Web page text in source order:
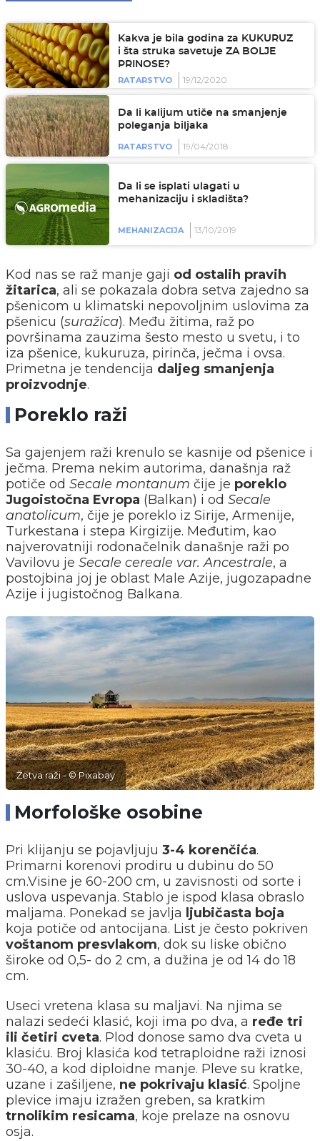
Kakva je bila godina za KUKURUZ
i šta struka savetuje ZA BOLJE
PRINOSE?
RATARSTVO
19/12/2020
Da li kalijum utiče na smanjenje
poleganja biljaka
RATARSTVO 19/04/2018
Da li se isplati ulagati u
mehanizaciju i skladišta?
MEHANIZACIJA 13/10/2019
Kod nas se raž manje gaji od ostalih pravih
žitarica, ali se pokazala dobra setva zajedno sa
pšenicom u klimatski nepovoljnim uslovima za
pšenicu (suražica). Među žitima, raž po
površinama zauzima šesto mesto u svetu, i to
iza pšenice, kukuruza, pirinča, ječma i ovsa.
Primetna je tendencija daljeg smanjenja
proizvodnje.
Poreklo raži
Sa gajenjem raži krenulo se kasnije od pšenice i
ječma. Prema nekim autorima, današnja raž
potiče od Secale montanum čije je poreklo
Jugoistočna Evropa (Balkan) i od Secale
anatolicum, čije je poreklo iz Sirije, Armenije,
Turkestana i stepa Kirgizije. Međutim, kao
najverovatniji rodonačelnik današnje raži po
Vavilovu je Secale cereale var. Ancestrale, a
postojbina joj je oblast Male Azije, jugozapadne
Azije i jugistočnog Balkana.
Žetva raži - © Pixabay
Morfološke osobine
Pri klijanju se pojavljuju 3-4 korenčića.
Primarni korenovi prodiru u dubinu do 50
cm.Visine je 60-200 cm, u zavisnosti od sorte i
uslova uspevanja. Stablo je ispod klasa obraslo
maljama. Ponekad se javlja ljubičasta boja
koja potiče od antocijana. List je često pokriven
voštanom presvlakom, dok su liske obično
široke od 0,5- do 2 cm, a dužina je od 14 do 18
cm.
Useci vretena klasa su maljavi. Na njima se
nalazi sedeći klasić, koji ima po dva, a ređe tri
ili četiri cveta. Plod donose samo dva cveta u
klasiću. Broj klasića kod tetraploidne raži iznosi
30-40, a kod diploidne manje. Pleve su kratke,
uzane i zašiljene, ne pokrivaju klasić. Spoljne
plevice imaju izražen greben, sa kratkim
trnolikim resicama, koje prelaze na osnovu
osja.